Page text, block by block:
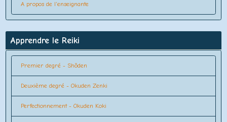
A propos de l'enseignante
Apprendre le Reiki
Premier degré - Shôden
Deuxième degré - Okuden Zenki
Perfectionnement - Okuden Koki